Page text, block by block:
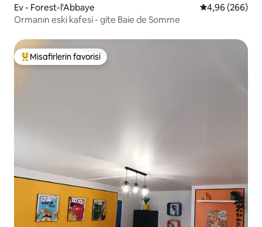
Ev - Forest-l'Abbaye 5 üzerinden
4,96 (266)
Ormanın eski kafesi - gite Baie de Somme
Misafirlerin favorilerinden en beğenilenler arasında
Misafirlerin favorisi